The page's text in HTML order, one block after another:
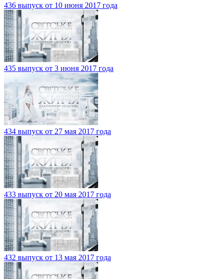
436 выпуск от 10 июня 2017 года
435 выпуск от 3 июня 2017 года
434 выпуск от 27 мая 2017 года
433 выпуск от 20 мая 2017 года
432 выпуск от 13 мая 2017 года